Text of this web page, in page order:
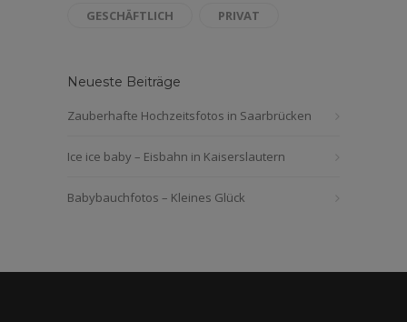
GESCHÄFTLICH PRIVAT
Neueste Beiträge
Zauberhafte Hochzeitsfotos in Saarbrücken
Ice ice baby – Eisbahn in Kaiserslautern
Babybauchfotos – Kleines Glück